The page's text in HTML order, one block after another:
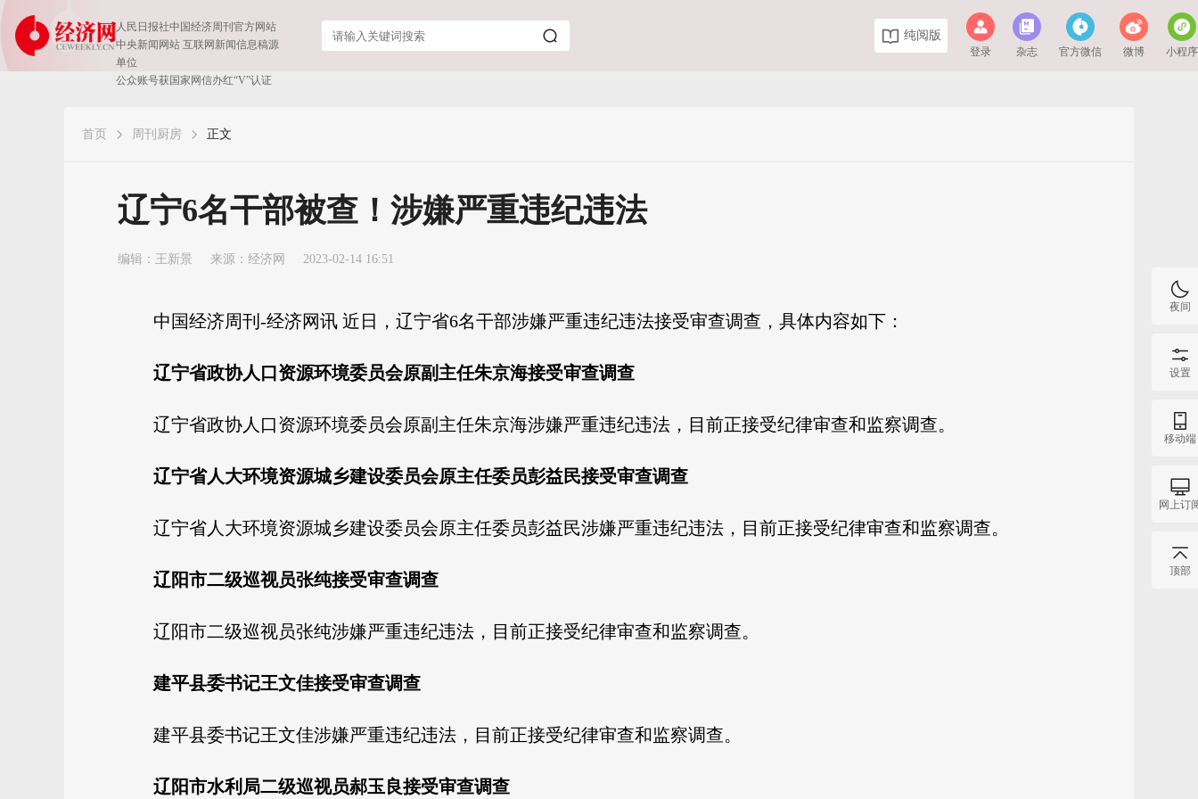
人民日报社中国经济周刊官方网站
中央新闻网站 互联网新闻信息稿源
单位
公众账号获国家网信办红“V”认证
纯阅版
登录 杂志 官方微信 微博 小程序
首页 周刊厨房 正文
辽宁6名干部被查！涉嫌严重违纪违法
编辑：王新景 来源： 经济网 2023-02-14 16:51
中国经济周刊-经济网讯 近日，辽宁省6名干部涉嫌严重违纪违法接受审查调查，具体内容如下：
辽宁省政协人口资源环境委员会原副主任朱京海接受审查调查
辽宁省政协人口资源环境委员会原副主任朱京海涉嫌严重违纪违法，目前正接受纪律审查和监察调查。
辽宁省人大环境资源城乡建设委员会原主任委员彭益民接受审查调查
辽宁省人大环境资源城乡建设委员会原主任委员彭益民涉嫌严重违纪违法，目前正接受纪律审查和监察调查。
辽阳市二级巡视员张纯接受审查调查
辽阳市二级巡视员张纯涉嫌严重违纪违法，目前正接受纪律审查和监察调查。
建平县委书记王文佳接受审查调查
建平县委书记王文佳涉嫌严重违纪违法，目前正接受纪律审查和监察调查。
辽阳市水利局二级巡视员郝玉良接受审查调查
夜间
设置
移动端
网上订
顶部